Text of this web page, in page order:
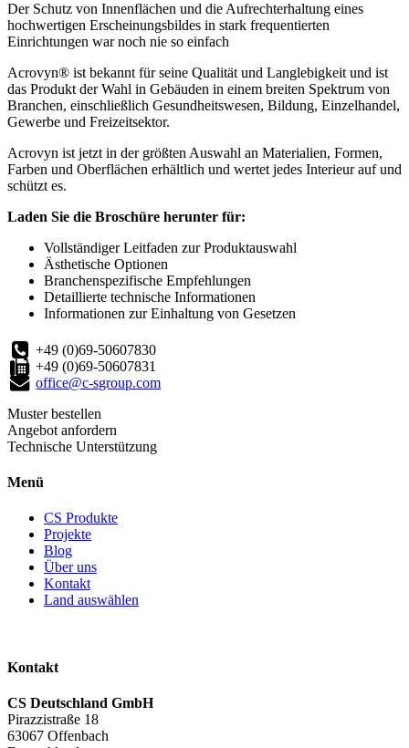
Der Schutz von Innenflächen und die Aufrechterhaltung eines
hochwertigen Erscheinungsbildes in stark frequentierten
Einrichtungen war noch nie so einfach
Acrovyn® ist bekannt für seine Qualität und Langlebigkeit und ist
das Produkt der Wahl in Gebäuden in einem breiten Spektrum von
Branchen, einschließlich Gesundheitswesen, Bildung, Einzelhandel,
Gewerbe und Freizeitsektor.
Acrovyn ist jetzt in der größten Auswahl an Materialien, Formen,
Farben und Oberflächen erhältlich und wertet jedes Interieur auf und
schützt es.
Laden Sie die Broschüre herunter für:
Vollständiger Leitfaden zur Produktauswahl
Ästhetische Optionen
Branchenspezifische Empfehlungen
Detaillierte technische Informationen
Informationen zur Einhaltung von Gesetzen
+49 (0)69-50607830
+49 (0)69-50607831
office@c-sgroup.com
Muster bestellen
Angebot anfordern
Technische Unterstützung
Menü
CS Produkte
Projekte
Blog
Über uns
Kontakt
Land auswählen
Kontakt
CS Deutschland GmbH
Pirazzistraße 18
63067 Offenbach